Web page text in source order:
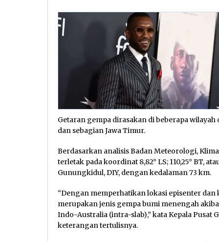
Getaran gempa dirasakan di beberapa wilayah
dan sebagian Jawa Timur.
Berdasarkan analisis Badan Meteorologi,
terletak pada koordinat 8,82° LS; 110,25° BT,
Gunungkidul, DIY, dengan kedalaman 73 km.
“Dengan memperhatikan lokasi episenter
merupakan jenis gempa bumi menengah
Indo-Australia (intra-slab),” kata Kepala Pusat
keterangan tertulisnya.